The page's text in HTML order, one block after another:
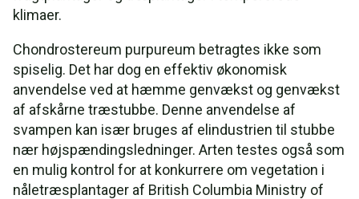
klimaer.
Chondrostereum purpureum betragtes ikke som
spiselig. Det har dog en effektiv økonomisk
anvendelse ved at hæmme genvækst og genvækst
af afskårne træstubbe. Denne anvendelse af
svampen kan især bruges af elindustrien til stubbe
nær højspændingsledninger. Arten testes også som
en mulig kontrol for at konkurrere om vegetation i
nåletræsplantager af British Columbia Ministry of